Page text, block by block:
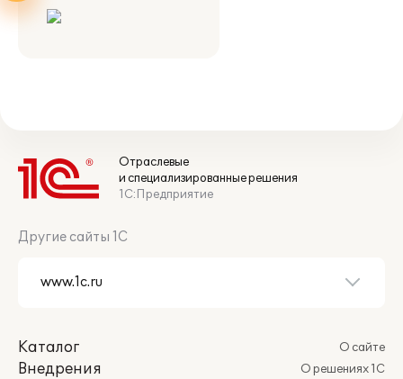
Отраслевые
и специализированные решения
1С:Предприятие
Другие сайты 1С
Каталог
Внедрения
О сайте
О решениях 1С